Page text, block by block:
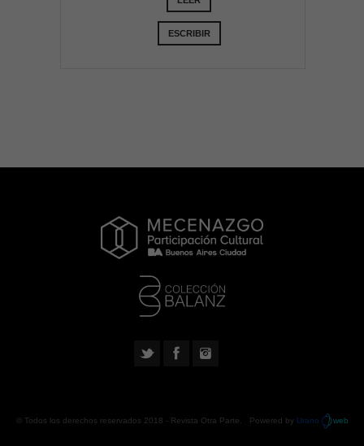
ESCRIBIR
© Todos los derechos reservados 2018 - Revista Otra Parte . Powered by Urano web